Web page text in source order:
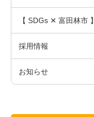
【 SDGs ✕ 富田林市 】
採用情報
お知らせ